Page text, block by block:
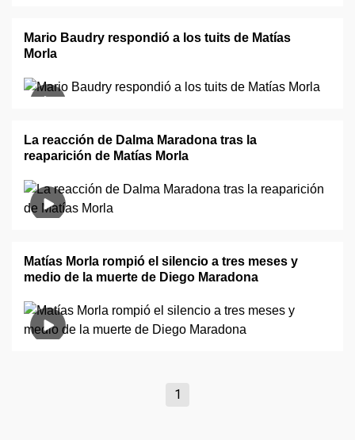
Mario Baudry respondió a los tuits de Matías
Morla
La reacción de Dalma Maradona tras la
reaparición de Matías Morla
Matías Morla rompió el silencio a tres meses y
medio de la muerte de Diego Maradona
1